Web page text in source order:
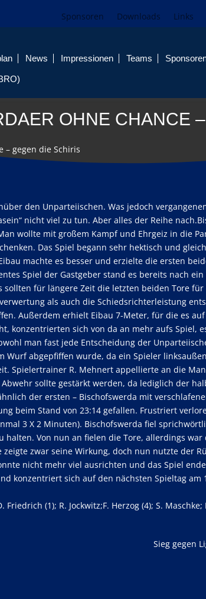
Sponsoren Downloads Links
News Impressionen Teams
OHNE CHANCE
– gegen die Schiris
den Unparteiischen. Was jedoch
nicht viel zu tun. Aber alles der Reihe
wollte mit großem Kampf und Ehrgeiz in die
Das Spiel begann sehr hektisch und
machte es besser und erzielte die ersten
Spiel der Gastgeber stand es bereits nach
für längere Zeit die letzten beiden Tore
als auch die Schiedsrichterleistung
Außerdem erhielt Eibau 7-Meter, für die es
konzentrierten sich von da an mehr aufs Spiel,
man fast jede Entscheidung der
abgepfiffen wurde, da ein Spieler
Spielertrainer R. Mehnert appellierte an die
sollte gestärkt werden, da lediglich der
der ersten – Bischofswerda mit
beim Stand von 23:14 gefallen. Frustriert
3 X 2 Minuten). Bischofswerda fiel
Von nun an fielen die Tore, allerdings
zwar seine Wirkung, doch nun nutzte der
nicht mehr viel ausrichten und das Spiel
konzentriert sich auf den nächsten Spieltag am
(1); R. Jockwitz;F. Herzog (4); S.
Sieg gegen